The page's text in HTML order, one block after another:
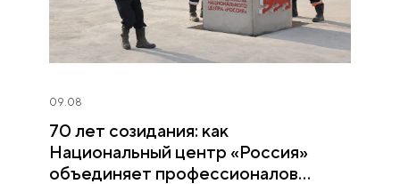
09.08
70 лет созидания: как
Национальный центр «Россия»
объединяет профессионалов